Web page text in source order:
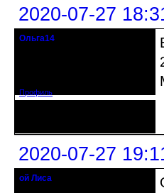
2020-07-27
Ольга14
Профиль
2020-07-27
ой Лиса